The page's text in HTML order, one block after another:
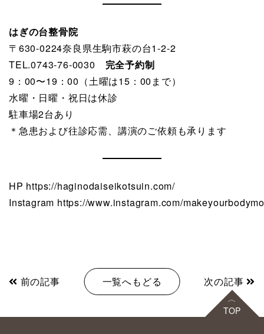
はぎの台整骨院
〒630-0224奈良県生駒市萩の台1-2-2
TEL.0743-76-0030 完全予約制
9：00〜19：00（土曜は15：00まで）
水曜・日曜・祝日は休診
駐車場2台あり
＊急患および往診応需、講演のご依頼も承ります
HP https://haginodaiseikotsuin.com/
Instagram https://www.instagram.com/
前の記事 一覧へもどる 次の記事